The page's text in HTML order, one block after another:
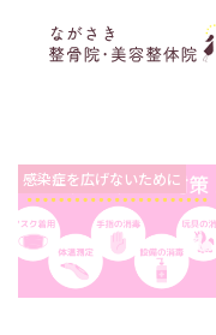
感染症を広げないために